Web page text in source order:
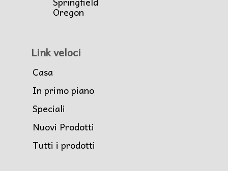
Oregon
Link veloci
Casa
In primo piano
Speciali
Nuovi Prodotti
Tutti i prodotti